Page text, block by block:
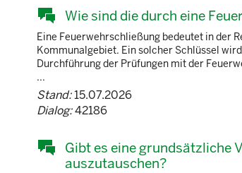
Wie sind die durch eine
Eine Feuerwehrschließung bedeutet in der
Kommunalgebiet. Ein solcher Schlüssel
Durchführung der Prüfungen mit der
...
Stand:15.07.2026
Dialog:42186
Gibt es eine grundsätzliche
auszutauschen?